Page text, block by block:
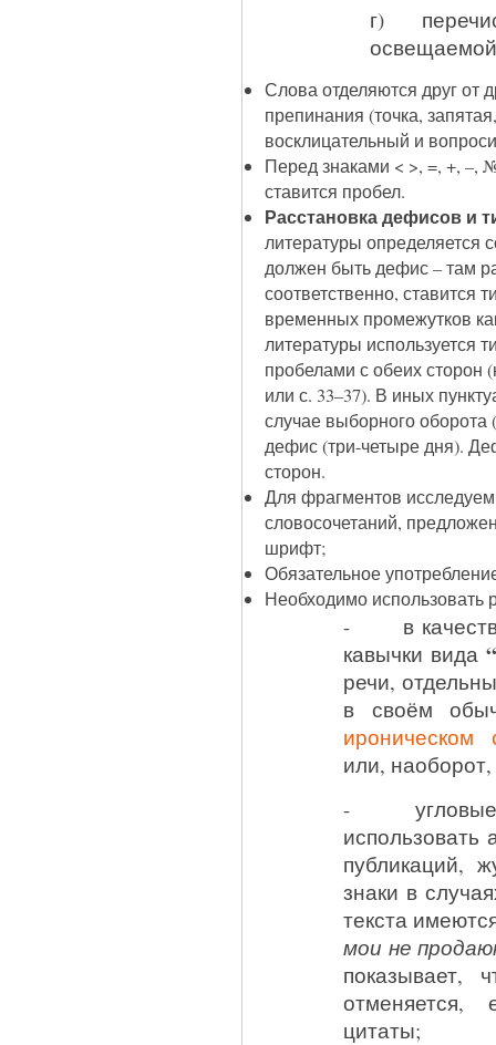
г)
освещаемой
Слова отделяются друг от
препинания (точка,
восклицательный и
Перед знаками < >, =, +, –,
ставится пробел.
Расстановка дефисов и
литературы определяется
должен быть дефис – там
соответственно, ставится
временных промежутков
литературы используется
пробелами с обеих сторон
или с. 33–37). В иных
случае выборного оборота
дефис (три-четыре дня).
сторон.
Для фрагментов
словосочетаний,
шрифт;
Обязательное
Необходимо использовать
- в качестве
кавычки вида
речи,
в своём
ироническом
или,
- угловые
использовать
публикаций,
знаки в
текста
мои не
показывает,
отменяется,
цитаты;